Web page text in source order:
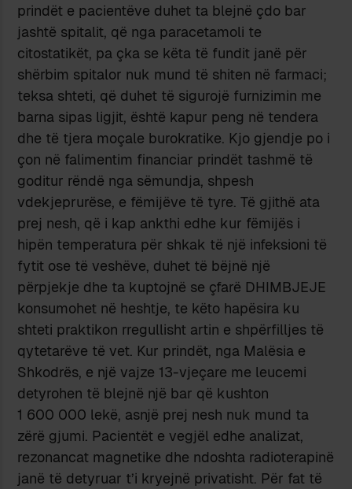
prindët e pacientëve duhet ta blejnë çdo bar
jashtë spitalit, që nga paracetamoli te
citostatikët, pa çka se këta të fundit janë për
shërbim spitalor nuk mund të shiten në farmaci;
teksa shteti, që duhet të sigurojë furnizimin me
barna sipas ligjit, është kapur peng në tendera
dhe të tjera moçale burokratike. Kjo gjendje po i
çon në falimentim financiar prindët tashmë të
goditur rëndë nga sëmundja, shpesh
vdekjeprurëse, e fëmijëve të tyre. Të gjithë ata
prej nesh, që i kap ankthi edhe kur fëmijës i
hipën temperatura për shkak të një infeksioni të
fytit ose të veshëve, duhet të bëjnë një
përpjekje dhe ta kuptojnë se çfarë DHIMBJEJE
konsumohet në heshtje, te këto hapësira ku
shteti praktikon rregullisht artin e shpërfilljes të
qytetarëve të vet. Kur prindët, nga Malësia e
Shkodrës, e një vajze 13-vjeçare me leucemi
detyrohen të blejnë një bar që kushton
1 600 000 lekë, asnjë prej nesh nuk mund ta
zërë gjumi. Pacientët e vegjël edhe analizat,
rezonancat magnetike dhe ndoshta radioterapinë
janë të detyruar t’i kryejnë privatisht. Për fat të